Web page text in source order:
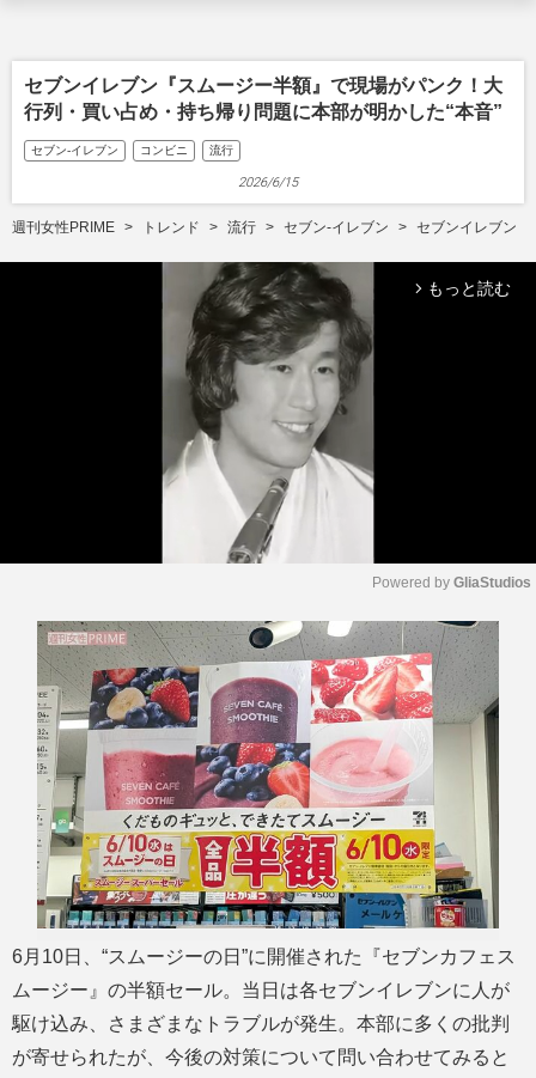
セブンイレブン『スムージー半額』で現場がパンク！大
行列・買い占め・持ち帰り問題に本部が明かした“本音”
セブン-イレブン コンビニ 流行
2026/6/15
週刊女性PRIME トレンド 流行 セブン-イレブン セブンイレブン
arrow_forward_ios もっと読む
M
u
e
Powered by GliaStudios
6月10日、“スムージーの日”に開催された『セブンカフェス
ムージー』の半額セール。当日は各セブンイレブンに人が
駆け込み、さまざまなトラブルが発生。本部に多くの批判
が寄せられたが、今後の対策について問い合わせてみると